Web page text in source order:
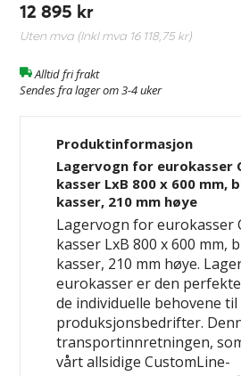
12 895 kr
Uten mva (Inkl mva 16 118,75 kr)
Alltid fri frakt
Sendes fra lager om 3-4 uker
Produktinformasjon
Lagervogn for eurokasser
kasser LxB 800 x 600 mm,
kasser, 210 mm høye
Lagervogn for eurokasser
kasser LxB 800 x 600 mm,
kasser, 210 mm høye.
eurokasser er den
de individuelle behovene
produksjonsbedrifter.
transportinnretningen,
vårt allsidige CustomLine-